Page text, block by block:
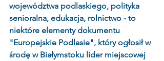
województwa podlaskiego, polityka
senioralna, edukacja, rolnictwo - to
niektóre elementy dokumentu
"Europejskie Podlasie", który ogłosił w
środę w Białymstoku lider miejscowej